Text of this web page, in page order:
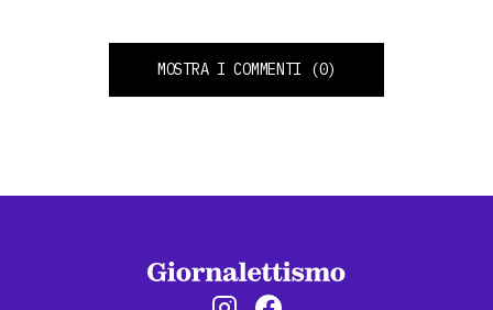
MOSTRA I COMMENTI (0)